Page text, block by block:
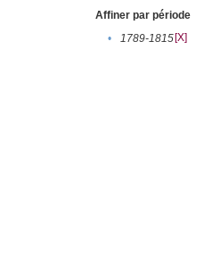
Affiner par période
•
1789-1815[X]